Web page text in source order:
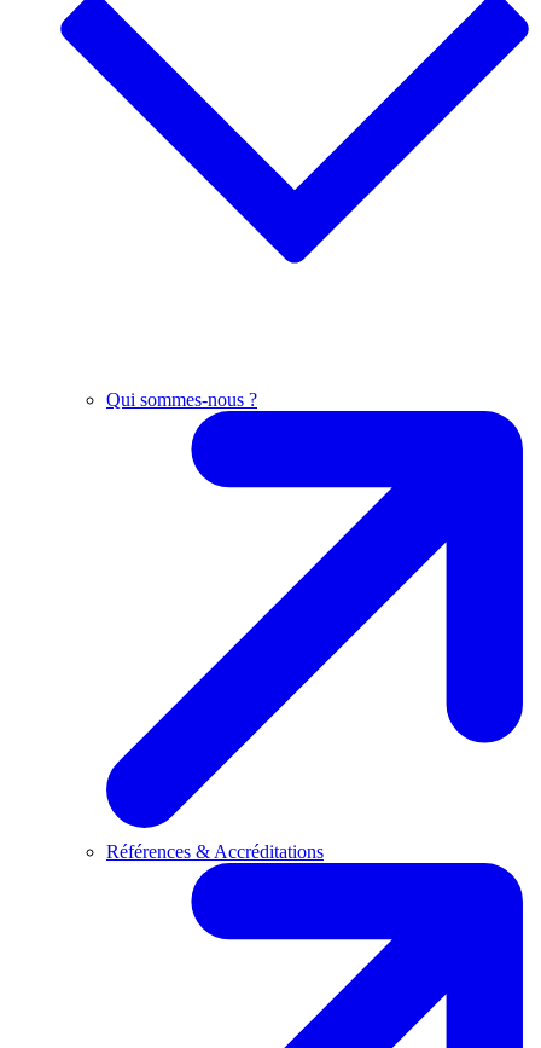
Qui sommes-nous ?
Références & Accréditations